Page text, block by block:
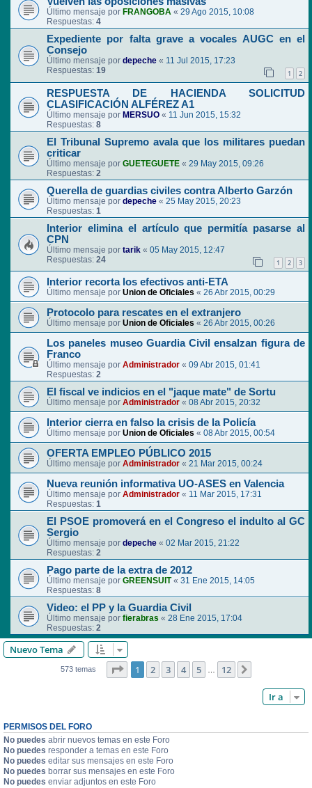
Último mensaje por FRANGOBA « 29 Ago 2015, 10:08
Respuestas: 4
Expediente por falta grave a vocales AUGC en el
Consejo
Último mensaje por depeche « 11 Jul 2015, 17:23
Respuestas: 19 1 2
RESPUESTA DE HACIENDA SOLICITUD
CLASIFICACIÓN ALFÉREZ A1
Último mensaje por MERSUO « 11 Jun 2015, 15:32
Respuestas: 8
El Tribunal Supremo avala que los militares puedan
criticar
Último mensaje por GUETEGUETE « 29 May 2015, 09:26
Respuestas: 2
Querella de guardias civiles contra Alberto Garzón
Último mensaje por depeche « 25 May 2015, 20:23
Respuestas: 1
Interior elimina el artículo que permitía pasarse al
CPN
Último mensaje por tarik « 05 May 2015, 12:47
Respuestas: 24 1 2 3
Interior recorta los efectivos anti-ETA
Último mensaje por Union de Oficiales « 26 Abr 2015, 00:29
Protocolo para rescates en el extranjero
Último mensaje por Union de Oficiales « 26 Abr 2015, 00:26
Los paneles museo Guardia Civil ensalzan figura de
Franco
Último mensaje por Administrador « 09 Abr 2015, 01:41
Respuestas: 2
El fiscal ve indicios en el "jaque mate" de Sortu
Último mensaje por Administrador « 08 Abr 2015, 20:32
Interior cierra en falso la crisis de la Policía
Último mensaje por Union de Oficiales « 08 Abr 2015, 00:54
OFERTA EMPLEO PÚBLICO 2015
Último mensaje por Administrador « 21 Mar 2015, 00:24
Nueva reunión informativa UO-ASES en Valencia
Último mensaje por Administrador « 11 Mar 2015, 17:31
Respuestas: 1
El PSOE promoverá en el Congreso el indulto al GC
Sergio
Último mensaje por depeche « 02 Mar 2015, 21:22
Respuestas: 2
Pago parte de la extra de 2012
Último mensaje por GREENSUIT« 31 Ene 2015, 14:05
Respuestas: 8
Video: el PP y la Guardia Civil
Último mensaje por fierabras « 28 Ene 2015, 17:04
Respuestas: 2
Nuevo Tema
573 temas Página de 12
1 2 3 4 5 … 12
Ir a
PERMISOS DEL FORO
No puedes abrir nuevos temas en este Foro
No puedes responder a temas en este Foro
No puedes editar sus mensajes en este Foro
No puedes borrar sus mensajes en este Foro
No puedes enviar adjuntos en este Foro